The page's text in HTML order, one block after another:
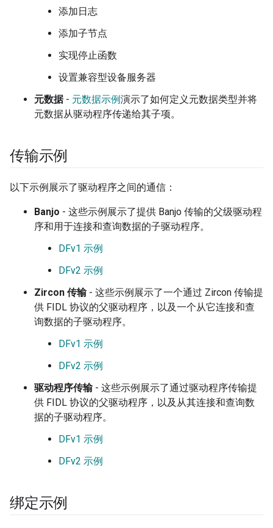
添加日志
添加子节点
实现停止函数
设置兼容型设备服务器
元数据- 元数据示例演示了如何定义元数据类型并将
元数据从驱动程序传递给其子项。
传输示例
以下示例展示了驱动程序之间的通信：
Banjo - 这些示例展示了提供 Banjo 传输的父级驱动程
序和用于连接和查询数据的子驱动程序。
DFv1 示例
DFv2 示例
Zircon 传输- 这些示例展示了一个通过 Zircon 传输提
供 FIDL 协议的父驱动程序，以及一个从它连接和查
询数据的子驱动程序。
DFv1 示例
DFv2 示例
驱动程序传输- 这些示例展示了通过驱动程序传输提
供 FIDL 协议的父驱动程序，以及从其连接和查询数
据的子驱动程序。
DFv1 示例
DFv2 示例
绑定示例